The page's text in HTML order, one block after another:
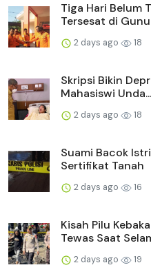
Tiga Hari Belum
Tersesat di
2 days ago 18
Skripsi Bikin
Mahasiswi Unda...
2 days ago 18
Suami Bacok
Sertifikat Tanah
2 days ago 16
Kisah Pilu
Tewas Saat
2 days ago 19